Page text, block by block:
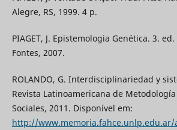
Alegre, RS, 1999. 4 p.
PIAGET, J. Epistemologia Genética. 3.
Fontes, 2007.
ROLANDO, G. Interdisciplinariedad y
Revista Latinoamericana de
Sociales, 2011. Disponível em:
http://